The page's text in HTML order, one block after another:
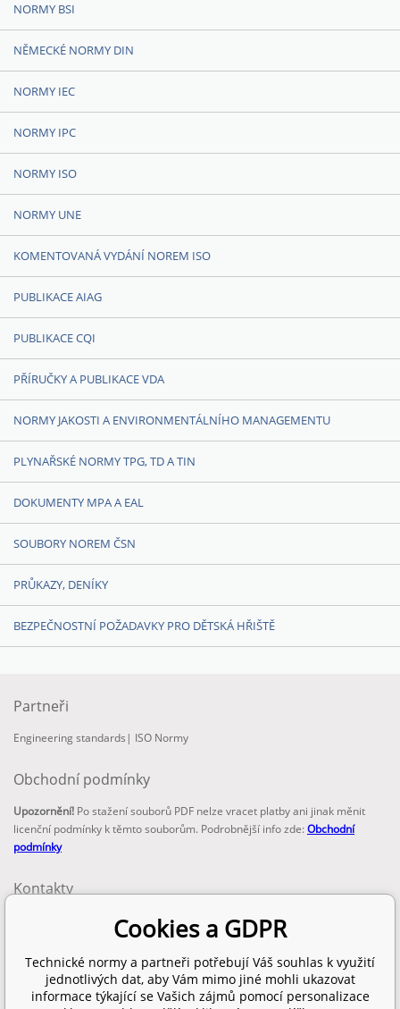
NORMY BSI
NĚMECKÉ NORMY DIN
NORMY IEC
NORMY IPC
NORMY ISO
NORMY UNE
KOMENTOVANÁ VYDÁNÍ NOREM ISO
PUBLIKACE AIAG
PUBLIKACE CQI
PŘÍRUČKY A PUBLIKACE VDA
NORMY JAKOSTI A ENVIRONMENTÁLNÍHO MANAGEMENTU
PLYNAŘSKÉ NORMY TPG, TD A TIN
DOKUMENTY MPA A EAL
SOUBORY NOREM ČSN
PRŮKAZY, DENÍKY
BEZPEČNOSTNÍ POŽADAVKY PRO DĚTSKÁ HŘIŠTĚ
Partneři
Engineering standards | ISO Normy
Obchodní podmínky
Upozornění! Po stažení souborů PDF nelze vracet platby ani jinak měnit
licenční podmínky k těmto souborům. Podrobnější info zde:Obchodní
podmínky
Kontakty
info@technickenormy.cz
obchod@technickenormy.cz
Telefon:
+420 377 387 684
Cookies a GDPR
Technické normy a partneři potřebují Váš souhlas k využití
jednotlivých dat, aby Vám mimo jiné mohli ukazovat
informace týkající se Vašich zájmů pomocí personalizace